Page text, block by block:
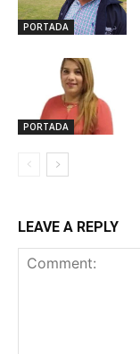
PORTADA
PORTADA
LEAVE A REPLY